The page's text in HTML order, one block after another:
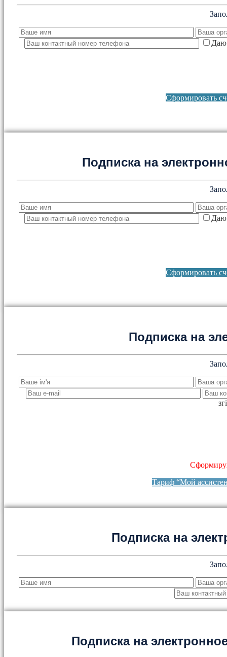
Даю
Сформировать
Подписка на
Даю
Сформировать
Подписка на
Тариф “Мой
Подписка на
Подписка на